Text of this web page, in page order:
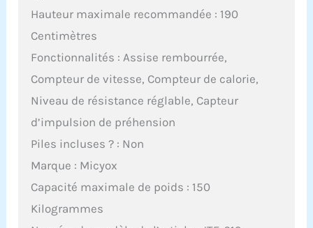
Hauteur maximale recommandée : 190
Centimètres
Fonctionnalités : Assise rembourrée,
Compteur de vitesse, Compteur de calorie,
Niveau de résistance réglable, Capteur
d’impulsion de préhension
Piles incluses ? : Non
Marque : Micyox
Capacité maximale de poids : 150
Kilogrammes